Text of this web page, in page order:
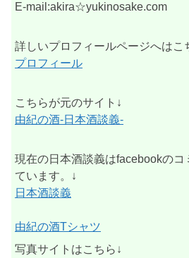
E-mail:akira☆yukinosake.com
詳しいプロフィールページへはこ
プロフィール
こちらが元のサイト↓
由紀の酒-日本酒談義-
現在の日本酒談義はfacebookのコ
ています。↓
日本酒談義
由紀の酒Tシャツ
写真サイトはこちら↓